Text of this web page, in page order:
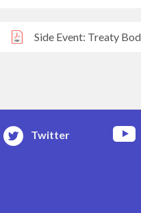
Side Event: Treaty
Twitter